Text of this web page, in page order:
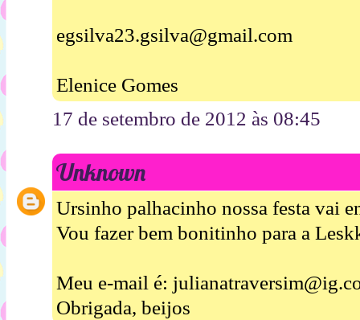
egsilva23.gsilva@gmail.com
Elenice Gomes
17 de setembro de 2012 às 08:45
Unknown
Ursinho palhacinho nossa festa vai
Vou fazer bem bonitinho para a
Meu e-mail é:
Obrigada, beijos